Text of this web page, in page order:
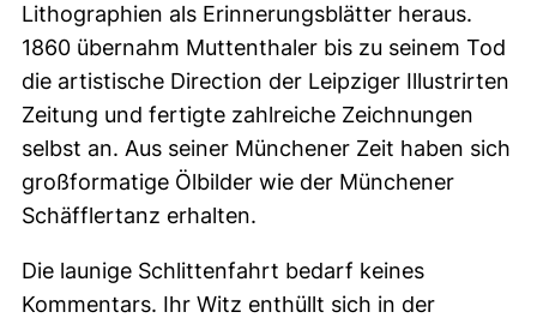
Lithographien als Erinnerungsblätter heraus.
1860 übernahm Muttenthaler bis zu seinem Tod
die artistische Direction der Leipziger Illustrirten
Zeitung und fertigte zahlreiche Zeichnungen
selbst an. Aus seiner Münchener Zeit haben sich
großformatige Ölbilder wie der Münchener
Schäfflertanz erhalten.
Die launige Schlittenfahrt bedarf keines
Kommentars. Ihr Witz enthüllt sich in der